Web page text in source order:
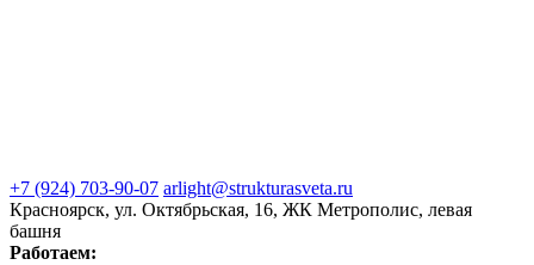
+7 (924) 703-90-07 arlight@strukturasveta.ru
Красноярск, ул. Октябрьская, 16, ЖК Метрополис, левая
башня
Работаем: